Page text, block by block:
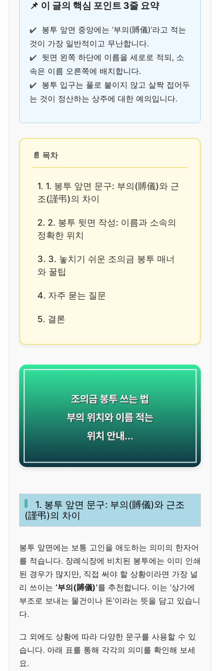
📌 이 글의 핵심 포인트 3줄 요약
✔️ 봉투 앞면 중앙에는 ‘부의(賻儀)’라고 적는
것이 가장 일반적이고 무난합니다.
✔️ 뒷면 왼쪽 하단에 이름을 세로로 적되, 소
속은 이름 오른쪽에 배치합니다.
✔️ 봉투 입구는 풀로 붙이지 않고 살짝 접어두
는 것이 정산하는 상주에 대한 예의입니다.
📄 목차
1. 1. 봉투 앞면 문구: 부의(賻儀)와 근
조(謹弔)의 차이
2. 2. 봉투 뒷면 작성: 이름과 소속의
정확한 위치
3. 3. 놓치기 쉬운 조의금 봉투 매너
와 꿀팁
4. 자주 묻는 질문
5. 결론
1. 봉투 앞면 문구: 부의(賻儀)와 근조
(謹弔)의 차이
봉투 앞면에는 보통 고인을 애도하는 의미의 한자어
를 적습니다. 장례식장에 비치된 봉투에는 이미 인쇄
된 경우가 많지만, 직접 써야 할 상황이라면 가장 널
리 쓰이는 ‘부의(賻儀)’를 추천합니다. 이는 ‘상가에
부조로 보내는 물건이나 돈’이라는 뜻을 담고 있습니
다.
그 외에도 상황에 따라 다양한 문구를 사용할 수 있
습니다. 아래 표를 통해 각각의 의미를 확인해 보세
요.